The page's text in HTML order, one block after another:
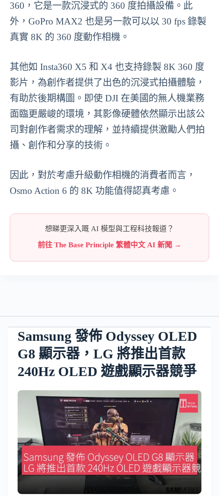
360，它是一款沉浸式的 360 度拍攝設備。此
外，GoPro MAX2 也是另一款可以以 30 fps 錄製
真實 8K 的 360 度動作相機。
其他如 Insta360 X5 和 X4 也支持錄製 8K 360 度
影片，為創作者提供了出色的沉浸式拍攝體驗，
有助於後期構圖。即使 DJI 在美國的無人機業務
面臨更嚴峻的環境，其影像硬體依然顯示出該公
司對創作者需求的理解，並持續提供激勵人們拍
攝、創作和分享的技術。
因此，對於考慮升級動作相機的消費者而言，
Osmo Action 6 的 8K 功能值得認真考慮。
想睇更深入嘅 AI 模型與工程科技報道？
前往 The Base Principle 繁體中文 AI 新聞 →
Samsung 發佈 Odyssey OLED
G8 顯示器，LG 將推出首款
240Hz OLED 遊戲顯示器競爭